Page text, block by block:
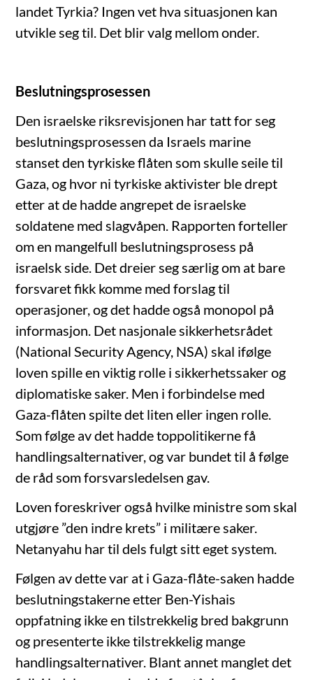
landet Tyrkia? Ingen vet hva situasjonen kan
utvikle seg til. Det blir valg mellom onder.
Beslutningsprosessen
Den israelske riksrevisjonen har tatt for seg
beslutningsprosessen da Israels marine
stanset den tyrkiske flåten som skulle seile til
Gaza, og hvor ni tyrkiske aktivister ble drept
etter at de hadde angrepet de israelske
soldatene med slagvåpen. Rapporten forteller
om en mangelfull beslutningsprosess på
israelsk side. Det dreier seg særlig om at bare
forsvaret fikk komme med forslag til
operasjoner, og det hadde også monopol på
informasjon. Det nasjonale sikkerhetsrådet
(National Security Agency, NSA) skal ifølge
loven spille en viktig rolle i sikkerhetssaker og
diplomatiske saker. Men i forbindelse med
Gaza-flåten spilte det liten eller ingen rolle.
Som følge av det hadde toppolitikerne få
handlingsalternativer, og var bundet til å følge
de råd som forsvarsledelsen gav.
Loven foreskriver også hvilke ministre som skal
utgjøre ”den indre krets” i militære saker.
Netanyahu har til dels fulgt sitt eget system.
Følgen av dette var at i Gaza-flåte-saken hadde
beslutningstakerne etter Ben-Yishais
oppfatning ikke en tilstrekkelig bred bakgrunn
og presenterte ikke tilstrekkelig mange
handlingsalternativer. Blant annet manglet det